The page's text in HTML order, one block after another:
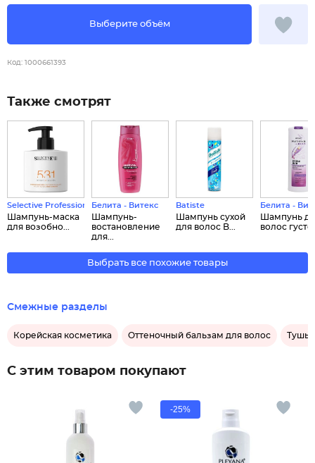
Выберите объём
Код: 1000661393
Также смотрят
Selective Professional
Шампунь-маска
для возобно...
Белита - Витекс
Шампунь-
востановление
для...
Batiste
Шампунь сухой
для волос B...
Белита -
Шампунь
волос
Выбрать все похожие товары
Смежные разделы
Корейская косметика Оттеночный бальзам для волос Тушь
С этим товаром покупают
-25%